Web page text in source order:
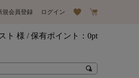
規会員登録 ログイン
ト 様 / 保有ポイント： 0pt